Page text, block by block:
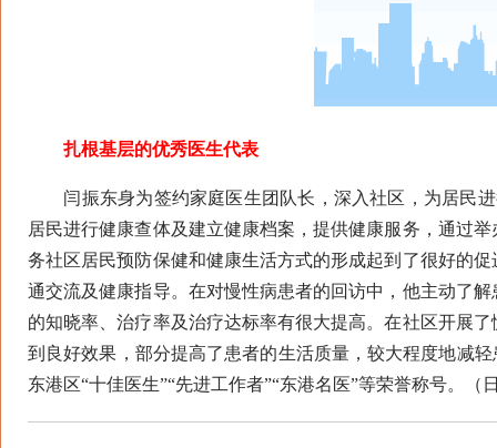
扎根基层的优秀医生代表
闫振东身为签约家庭医生团队长，深入社区，为居民进
居民进行健康查体及建立健康档案，提供健康服务，通过
务社区居民预防保健和健康生活方式的形成起到了很好的
通交流及健康指导。在对慢性病患者的回访中，他主动了
的知晓率、治疗率及治疗达标率有很大提高。在社区开展
到良好效果，部分提高了患者的生活质量，较大程度地减
东港区“十佳医生”“先进工作者”“东港名医”等荣誉称号。（